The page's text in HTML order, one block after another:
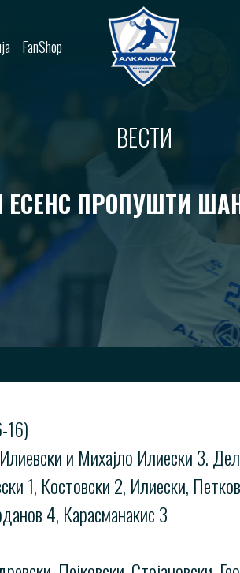
FanShop
ВЕСТИ
ПРОПУШТИ
и Михајло Илиески 3.
Костовски 2, Илиески,
4, Карасманакис 3